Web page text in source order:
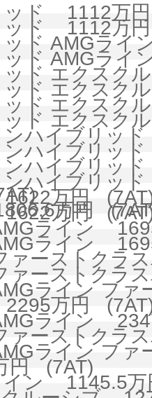
ッド 1112万
ッド 1112万
ッド AMGラ
ッド AMGラ
ッド エクス
ッド エクス
ッド エクス
ッド エクス
ンハイブリッ
ンハイブリッ
ンハイブリッ
ハイブリッ
万円
万円
万円
ライン
ライン
ァーストク
ァーストク
ライン フ
万円
ライン
ァーストク
ライン フ
円 (7AT)
イン 1145.5